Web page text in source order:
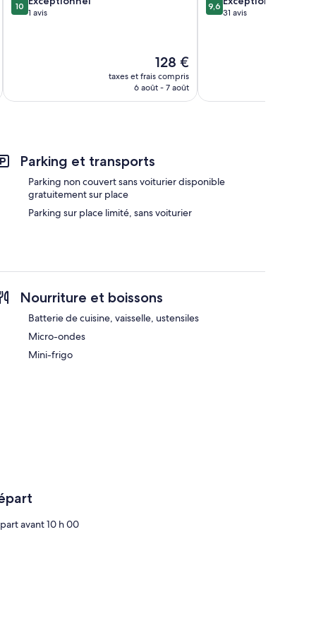
sur
10
1 avis
Le
nouveau
prix
128 €
taxes et frais compris
6 août - 7 août
sur
9,6
31 avis
Parking et transports
Parking non couvert sans voiturier disponible
gratuitement sur place
Parking sur place limité, sans voiturier
Nourriture et boissons
Batterie de cuisine, vaisselle, ustensiles
Micro-ondes
Mini-frigo
avant 10 h 00